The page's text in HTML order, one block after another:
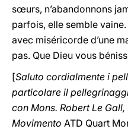
sœurs, n’abandonnons
parfois, elle semble
avec miséricorde d’une
pas. Que Dieu vous
[Saluto cordialmente i
particolare il
con Mons. Robert Le
Movimento ATD Quart